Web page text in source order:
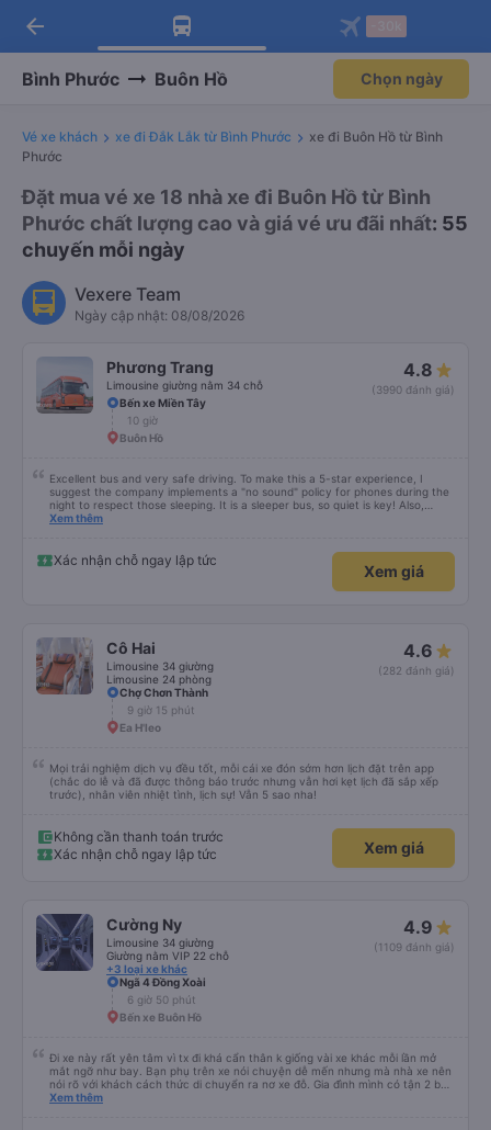
Tải app Vexere ngay!
Nhận ưu đãi thành viên độc
Mở app
Tải app Vexere
-30k/ghế khi đặt vé máy bay qua
Mở app
arrow_back
Bình Phước Buôn Hồ Chọn ngày
Vé xe khách xe đi Đắk Lắk từ Bình Phước
xe đi Buôn Hồ từ Bình
Phước
Đặt mua vé xe 18 nhà xe đi Buôn Hồ từ Bình
Phước chất lượng cao và giá vé ưu đãi nhất: 55
chuyến mỗi ngày
Vexere Team
Ngày cập nhật: 08/08/2026
Phương Trang
Limousine giường nằm 34 chỗ
4.8
(3990 đánh giá)
Bến xe Miền Tây
10 giờ
Buôn Hồ
Excellent bus and very safe driving. To make this a 5-star experience, I
suggest the company implements a "no sound" policy for phones during the
night to respect those sleeping. It is a sleeper bus, so quiet is key! Also,
please display the Wi-Fi password clearly inside the cabin for convenience. I
quy định rõ ràng về việc giữ im lặng (tắt âm thanh điện thoại) vào ban đêm
để tránh làm phiền hành khách khác ngủ. Ngoài ra, nhà xe nên dán sẵn mật
khẩu Wi-Fi trong xe để hành khách dễ dàng sử dụng. Tôi vẫn sẽ tiếp tục ủng
Xem thêm
Xác nhận chỗ ngay lập tức
Xem giá
Cô Hai
Limousine 34 giường
Limousine 24 phòng
4.6
(282 đánh giá)
Chợ Chơn Thành
9 giờ 15 phút
Ea H'leo
Mọi trải nghiệm dịch vụ đều tốt, mỗi cái xe đón sớm hơn lịch đặt trên app
(chắc do lễ và đã được thông báo trước nhưng vẫn hơi kẹt lịch đã sắp xếp
trước), nhân viên nhiệt tình, lịch sự! Vẫn 5 sao nha!
Không cần thanh toán trước
Xác nhận chỗ ngay lập tức
Xem giá
Cường Ny
Limousine 34 giường
Giường nằm VIP 22 chỗ
+3 loại xe khác
4.9
(1109 đánh giá)
Ngã 4 Đồng Xoài
6 giờ 50 phút
Bến xe Buôn Hồ
Đi xe này rất yên tâm vì tx đi khá cẩn thân k giống vài xe khác mỗi lần mở
mắt ngỡ như bay. Bạn phụ trên xe nói chuyện dễ mến nhưng mà nhà xe nên
nói rõ với khách cách thức di chuyển ra nơ xe đỗ. Gia đình mình có tận 2 bé
nhỏ tay xách nách mang mà mình bị xoay vòng vòng đi bộ đến khu đỗ xe thì
Xem thêm